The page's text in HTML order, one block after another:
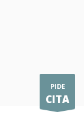
PIDE
CITA